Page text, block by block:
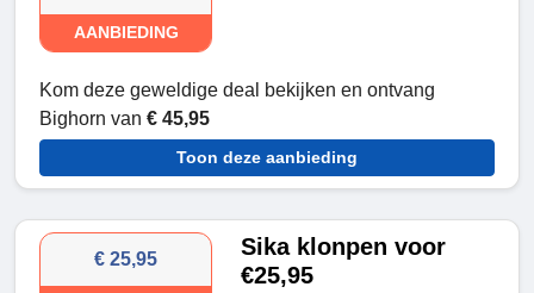
AANBIEDING
Kom deze geweldige deal bekijken en ontvang
Bighorn van € 45,95
Toon deze aanbieding
€ 25,95
Sika klonpen voor
€25,95